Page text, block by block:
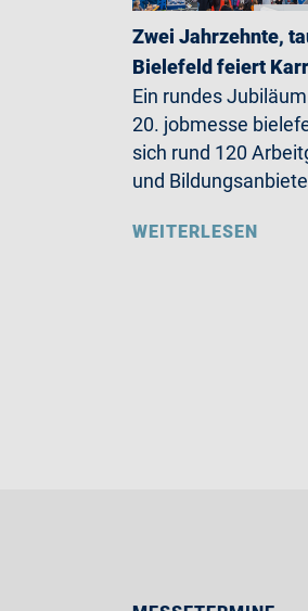
Zwei Jahrzehnte,
Bielefeld feiert
Ein rundes
20. jobmesse
sich rund 120
und
WEITERLESEN